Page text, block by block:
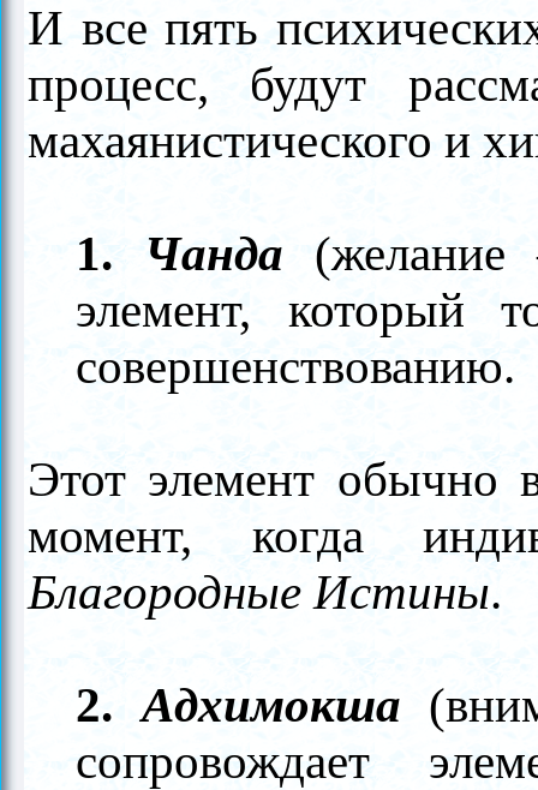
И все пять
процесс, будут
махаянистического и
1. Чанда (желание
элемент, который
совершенствованию.
Этот элемент обычно
момент, когда
Благородные Истины.
2. Адхимокша
сопровождает